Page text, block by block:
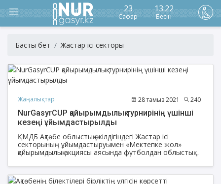
23
Сафар
13:22
Бесін
Басты бет Жастар ісі секторы
Жаңалықтар 28 тамыз 2021 240
NurGasyrCUP қайырымдылық турнирінің үшінші
кезеңі ұйымдастырылды
ҚМДБ Ақтөбе облыстық өкілдігіндегі Жастар ісі
секторының ұйымдастыруымен «Мектепке жол»
қайырымдылық акциясы аясында футболдан облыстық